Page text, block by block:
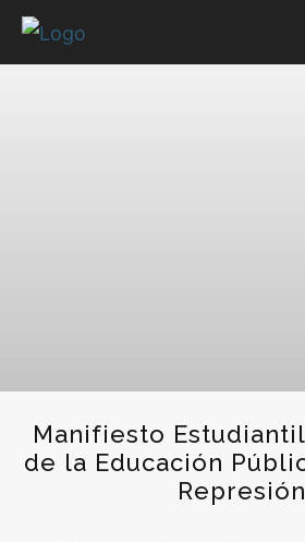
Manifiesto
de la Educación